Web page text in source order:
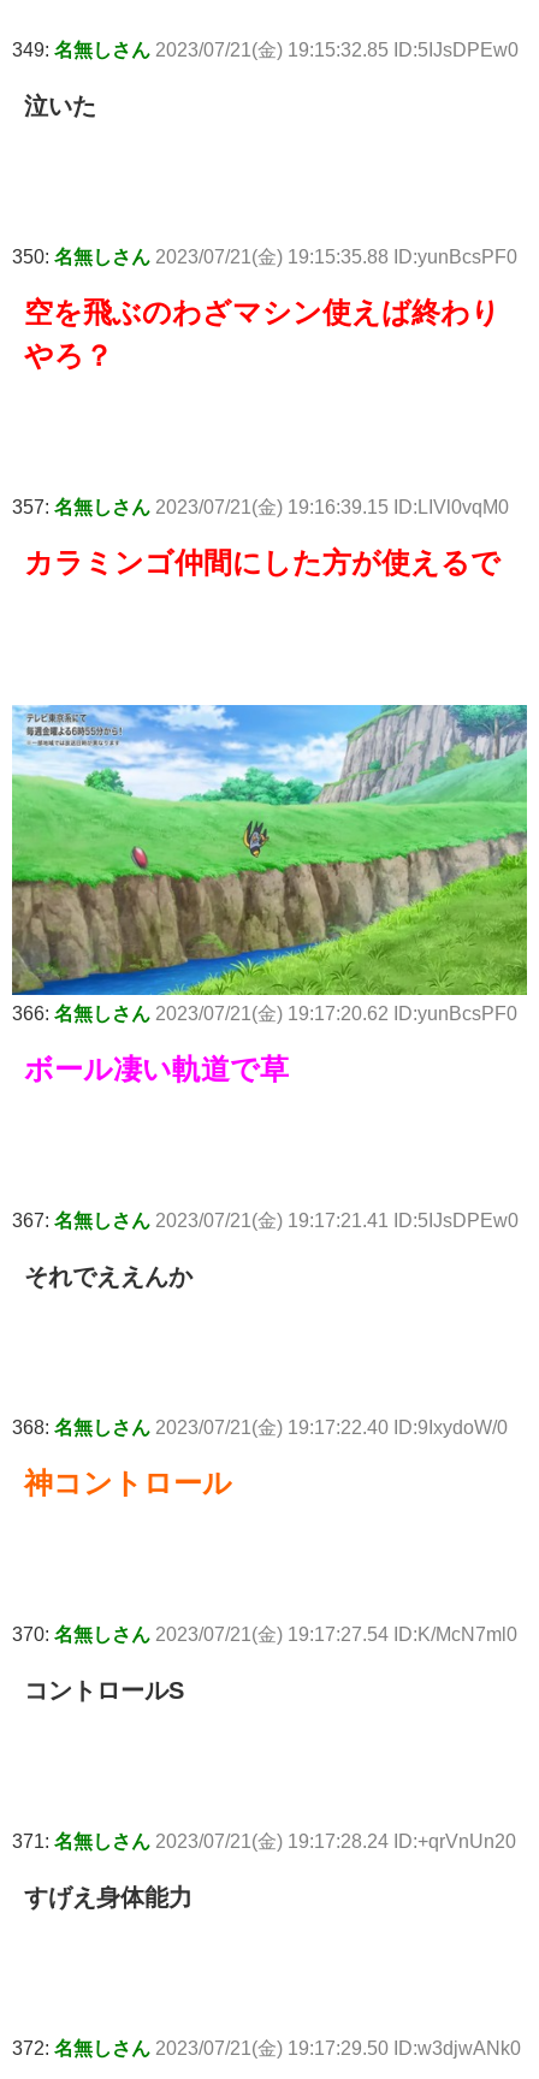
349: 名無しさん 2023/07/21(金) 19:15:32.85 ID:5IJsDPEw0
泣いた
350: 名無しさん 2023/07/21(金) 19:15:35.88 ID:yunBcsPF0
空を飛ぶのわざマシン使えば終わり
やろ？
357: 名無しさん 2023/07/21(金) 19:16:39.15 ID:LIVl0vqM0
カラミンゴ仲間にした方が使えるで
366: 名無しさん 2023/07/21(金) 19:17:20.62 ID:yunBcsPF0
ボール凄い軌道で草
367: 名無しさん 2023/07/21(金) 19:17:21.41 ID:5IJsDPEw0
それでええんか
368: 名無しさん 2023/07/21(金) 19:17:22.40 ID:9IxydoW/0
神コントロール
370: 名無しさん 2023/07/21(金) 19:17:27.54 ID:K/McN7ml0
コントロールS
371: 名無しさん 2023/07/21(金) 19:17:28.24 ID:+qrVnUn20
すげえ身体能力
372: 名無しさん 2023/07/21(金) 19:17:29.50 ID:w3djwANk0